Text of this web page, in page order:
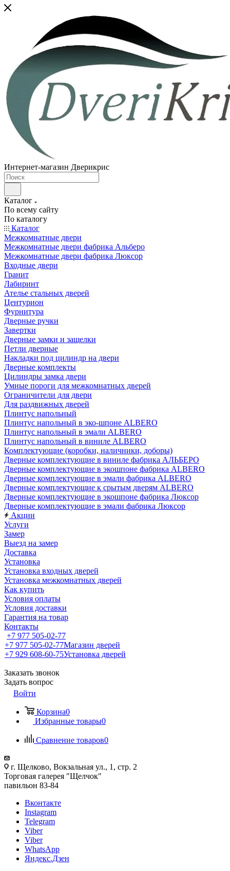
Интернет-магазин Дверикрис
Каталог
По всему сайту
По каталогу
Каталог
Межкомнатные двери
Межкомнатные двери фабрика Альберо
Межкомнатные двери фабрика Люксор
Входные двери
Гранит
Лабиринт
Ателье стальных дверей
Центурион
Фурнитура
Дверные ручки
Завертки
Дверные замки и защелки
Петли дверные
Накладки под цилиндр на двери
Дверные комплекты
Цилиндры замка двери
Умные пороги для межкомнатных дверей
Ограничители для двери
Для раздвижных дверей
Плинтус напольный
Плинтус напольный в эко-шпоне ALBERO
Плинтус напольный в эмали ALBERO
Плинтус напольный в виниле ALBERO
Комплектующие (коробки, наличники, доборы)
Дверные комплектующие в виниле фабрика АЛЬБЕРО
Дверные комплектующие в экошпоне фабрика ALBERO
Дверные комплектующие в эмали фабрика ALBERO
Дверные комплектующие к срытым дверям ALBERO
Дверные комплектующие в экошпоне фабрика Люксор
Дверные комплектующие в эмали фабрика Люксор
Акции
Услуги
Замер
Выезд на замер
Доставка
Установка
Установка входных дверей
Установка межкомнатных дверей
Как купить
Условия оплаты
Условия доставки
Гарантия на товар
Контакты
+7 977 505-02-77
+7 977 505-02-77Магазин дверей
+7 929 608-60-75Установка дверей
Заказать звонок
Задать вопрос
Войти
Корзина0
Избранные товары0
Сравнение товаров0
г. Щелково, Вокзальная ул., 1, стр. 2
Торговая галерея "Щелчок"
павильон 83-84
Вконтакте
Instagram
Telegram
Viber
Viber
WhatsApp
Яндекс.Дзен